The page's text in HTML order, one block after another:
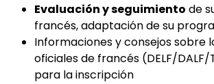
Evaluación y seguimiento de
francés, adaptación de su
Informaciones y consejos sobre
oficiales de francés (DELF/DALF/
para la inscripción